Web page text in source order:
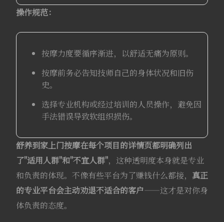
操作规范：
按摩力度要循序渐进，以舒适无痛为原则。
按摩前务必告知技师自己的身体状况和旧伤
史。
选择专业机构或经过培训的人员操作，避免因
手法错误导致软组织损伤。
舒养到家上门按摩在每个项目的详情页都明确列出
了"适用人群"和"不宜人群"，这种透明度本身就是专业
和负责的体现。不像有些平台为了赚钱什么都接， 真正
的专业平台会主动劝退不适合的客户——这才是对你身
体负责的态度。